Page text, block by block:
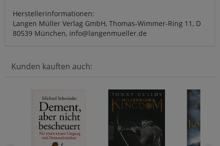
Herstellerinformationen:
Langen Müller Verlag GmbH, Thomas-Wimmer-Ring 11, D
80539 München, info@langenmueller.de
Kunden kauften auch: